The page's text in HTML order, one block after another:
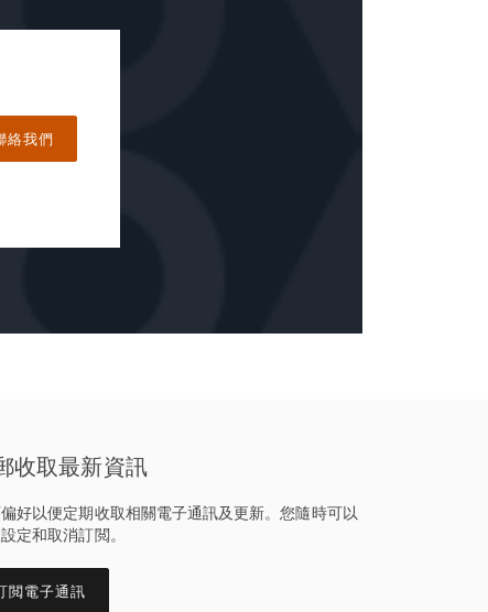
絡我們
收取最新資訊
好以便定期收取相關電子通訊及更新。您隨時可以
定和取消訂閲。
閲電子通訊